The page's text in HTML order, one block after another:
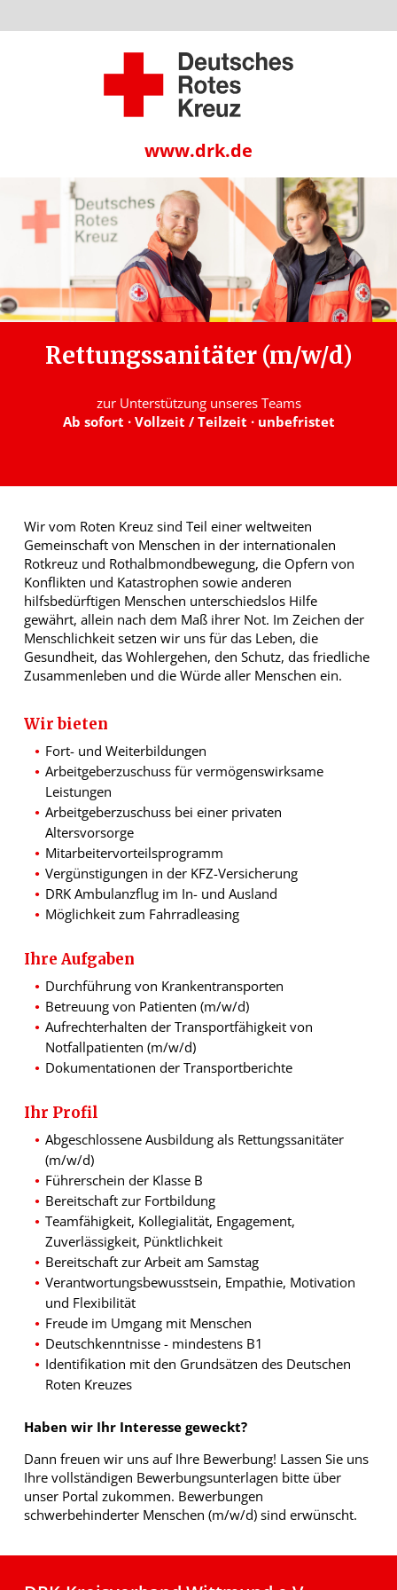
www.drk.de
Rettungssanitäter (m/w/d)
zur Unterstützung unseres Teams
Ab sofort · Vollzeit / Teilzeit · unbefristet
Wir vom Roten Kreuz sind Teil einer weltweiten
Gemeinschaft von Menschen in der internationalen
Rotkreuz und Rothalbmondbewegung, die Opfern von
Konflikten und Katastrophen sowie anderen
hilfsbedürftigen Menschen unterschiedslos Hilfe
gewährt, allein nach dem Maß ihrer Not. Im Zeichen der
Menschlichkeit setzen wir uns für das Leben, die
Gesundheit, das Wohlergehen, den Schutz, das friedliche
Zusammenleben und die Würde aller Menschen ein.
Wir bieten
Fort- und Weiterbildungen
Arbeitgeberzuschuss für vermögenswirksame
Leistungen
Arbeitgeberzuschuss bei einer privaten
Altersvorsorge
Mitarbeitervorteilsprogramm
Vergünstigungen in der KFZ-Versicherung
DRK Ambulanzflug im In- und Ausland
Möglichkeit zum Fahrradleasing
Ihre Aufgaben
Durchführung von Krankentransporten
Betreuung von Patienten (m/w/d)
Aufrechterhalten der Transportfähigkeit von
Notfallpatienten (m/w/d)
Dokumentationen der Transportberichte
Ihr Profil
Abgeschlossene Ausbildung als Rettungssanitäter
(m/w/d)
Führerschein der Klasse B
Bereitschaft zur Fortbildung
Teamfähigkeit, Kollegialität, Engagement,
Zuverlässigkeit, Pünktlichkeit
Bereitschaft zur Arbeit am Samstag
Verantwortungsbewusstsein, Empathie, Motivation
und Flexibilität
Freude im Umgang mit Menschen
Deutschkenntnisse - mindestens B1
Identifikation mit den Grundsätzen des Deutschen
Roten Kreuzes
Haben wir Ihr Interesse geweckt?
Dann freuen wir uns auf Ihre Bewerbung! Lassen Sie uns
Ihre vollständigen Bewerbungsunterlagen bitte über
unser Portal zukommen. Bewerbungen
schwerbehinderter Menschen (m/w/d) sind erwünscht.